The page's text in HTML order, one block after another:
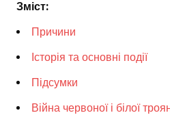
Зміст:
Причини
Історія та основні події
Підсумки
Війна червоної і білої